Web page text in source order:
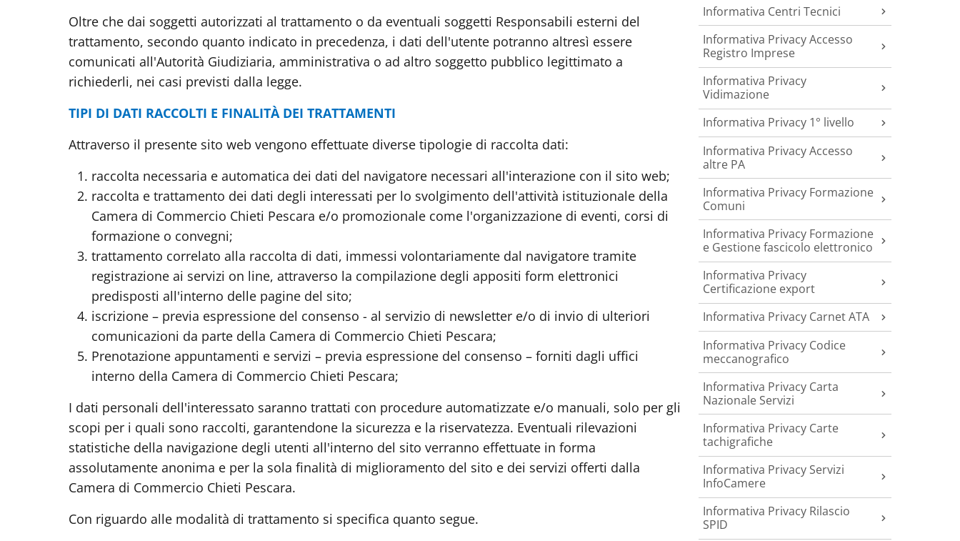
Oltre che dai soggetti autorizzati al trattamento o da eventuali soggetti Responsabili esterni del
trattamento, secondo quanto indicato in precedenza, i dati dell'utente potranno altresì essere
comunicati all'Autorità Giudiziaria, amministrativa o ad altro soggetto pubblico legittimato a
richiederli, nei casi previsti dalla legge.
TIPI DI DATI RACCOLTI E FINALITÀ DEI TRATTAMENTI
Attraverso il presente sito web vengono effettuate diverse tipologie di raccolta dati:
raccolta necessaria e automatica dei dati del navigatore necessari all'interazione con il sito web;
raccolta e trattamento dei dati degli interessati per lo svolgimento dell'attività istituzionale della
Camera di Commercio Chieti Pescara e/o promozionale come l'organizzazione di eventi, corsi di
formazione o convegni;
trattamento correlato alla raccolta di dati, immessi volontariamente dal navigatore tramite
registrazione ai servizi on line, attraverso la compilazione degli appositi form elettronici
predisposti all'interno delle pagine del sito;
iscrizione – previa espressione del consenso - al servizio di newsletter e/o di invio di ulteriori
comunicazioni da parte della Camera di Commercio Chieti Pescara;
Prenotazione appuntamenti e servizi – previa espressione del consenso – forniti dagli uffici
interno della Camera di Commercio Chieti Pescara;
I dati personali dell'interessato saranno trattati con procedure automatizzate e/o manuali, solo per gli
scopi per i quali sono raccolti, garantendone la sicurezza e la riservatezza. Eventuali rilevazioni
statistiche della navigazione degli utenti all'interno del sito verranno effettuate in forma
assolutamente anonima e per la sola finalità di miglioramento del sito e dei servizi offerti dalla
Camera di Commercio Chieti Pescara.
Con riguardo alle modalità di trattamento si specifica quanto segue.
Informativa Centri Tecnici
Informativa Privacy Accesso
Registro Imprese
Informativa Privacy
Vidimazione
Informativa Privacy 1° livello
Informativa Privacy Accesso
altre PA
Informativa Privacy Formazione
Comuni
Informativa Privacy Formazione
e Gestione fascicolo elettronico
Informativa Privacy
Certificazione export
Informativa Privacy Carnet ATA
Informativa Privacy Codice
meccanografico
Informativa Privacy Carta
Nazionale Servizi
Informativa Privacy Carte
tachigrafiche
Informativa Privacy Servizi
InfoCamere
Informativa Privacy Rilascio
SPID